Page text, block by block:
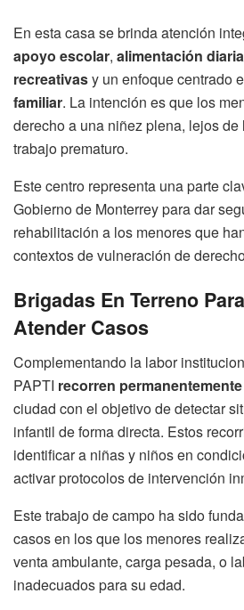
En esta casa se brinda atención
apoyo escolar, alimentación diaria
recreativasy un enfoque centrado
familiar. La intención es que los
derecho a una niñez plena, lejos
trabajo prematuro.
Este centro representa una parte
Gobierno de Monterrey para dar
rehabilitación a los menores que
contextos de vulneración de
Brigadas En Terreno
Atender Casos
Complementando la labor
PAPTI recorren permanentemente
ciudad con el objetivo de detectar
infantil de forma directa. Estos
identificar a niñas y niños en
activar protocolos de intervención
Este trabajo de campo ha sido
casos en los que los menores
venta ambulante, carga pesada, o
inadecuados para su edad.